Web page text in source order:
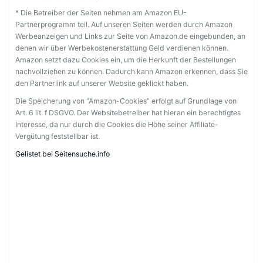
* Die Betreiber der Seiten nehmen am Amazon EU-
Partnerprogramm teil. Auf unseren Seiten werden durch Amazon
Werbeanzeigen und Links zur Seite von Amazon.de eingebunden, an
denen wir über Werbekostenerstattung Geld verdienen können.
Amazon setzt dazu Cookies ein, um die Herkunft der Bestellungen
nachvollziehen zu können. Dadurch kann Amazon erkennen, dass Sie
den Partnerlink auf unserer Website geklickt haben.
Die Speicherung von “Amazon-Cookies” erfolgt auf Grundlage von
Art. 6 lit. f DSGVO. Der Websitebetreiber hat hieran ein berechtigtes
Interesse, da nur durch die Cookies die Höhe seiner Affiliate-
Vergütung feststellbar ist.
Gelistet bei Seitensuche.info